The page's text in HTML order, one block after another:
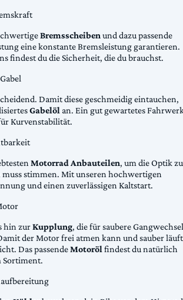
Bremsscheibenund dazu passende
eine konstante Bremsleistung garantieren.
findest du die Sicherheit, die du brauchst.
Damit diese geschmeidig eintauchen,
Gabelöl an. Ein gut gewartetes
Kurvenstabilität.
Motorrad Anbauteilen, um die Optik zu
stimmen. Mit unseren hochwertigen
und einen zuverlässigen Kaltstart.
hin zurKupplung, die für saubere Gangwechsel
der Motor frei atmen kann und sauber
Das passendeMotorölfindest du natürlich
Sortiment.